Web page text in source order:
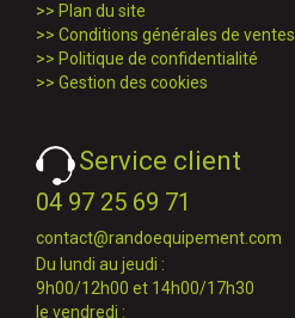
>> Plan du site
>> Conditions générales de ventes
>> Politique de confidentialité
>> Gestion des cookies
Service client
04 97 25 69 71
contact@randoequipement.com
Du lundi au jeudi :
9h00/12h00 et 14h00/17h30
le vendredi :